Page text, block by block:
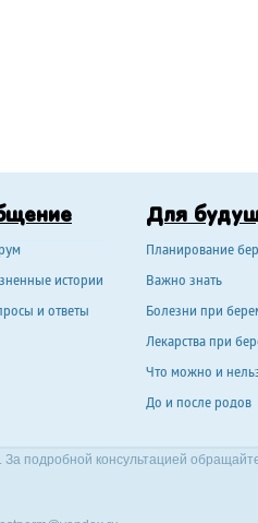
истории
и ответы
Для
Планирование
Важно знать
Болезни при
Лекарства при
Что можно и
До и после родов
подробной консультацией